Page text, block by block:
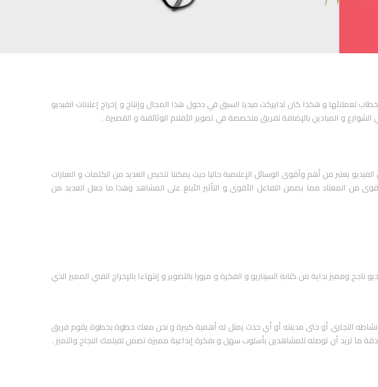
لعملائها و هكذا كان لدايركت ميديا السبق في دخول هذا المجال وإنتاج و إخراج إعلانات الفيديو
و الميادين بالإضافة لفريق متخصصة في تصوير الأفلام الوثائقية و القصيرة .
يعتبر من أهم وأقوى الوسائل الإعلامية حاليا حيث يمكننا تلخيص العديد من الكلمات و العبارات
المعتاد مما يضمن التفاعل الأقوى و التأثير الأبلغ على المشاهد وهذا ما جعل العديد من
ومميز بداية من كتابة السيناريو و الفكرة و مرورا بالتصوير و إنتهاءا بالإخراج الفني المميز الذي
نشاطه التجاري أو حتى مدينته أو أي حدث يمثل له أهمية كبيرة و نحن معك خطوة بخطوة يقوم فريق
ما تريد أن توصله للمشاهدين بأسلوب سهل و بفكرة إبداعية مميزة تضمن لفيلمك النجاح والتميز .